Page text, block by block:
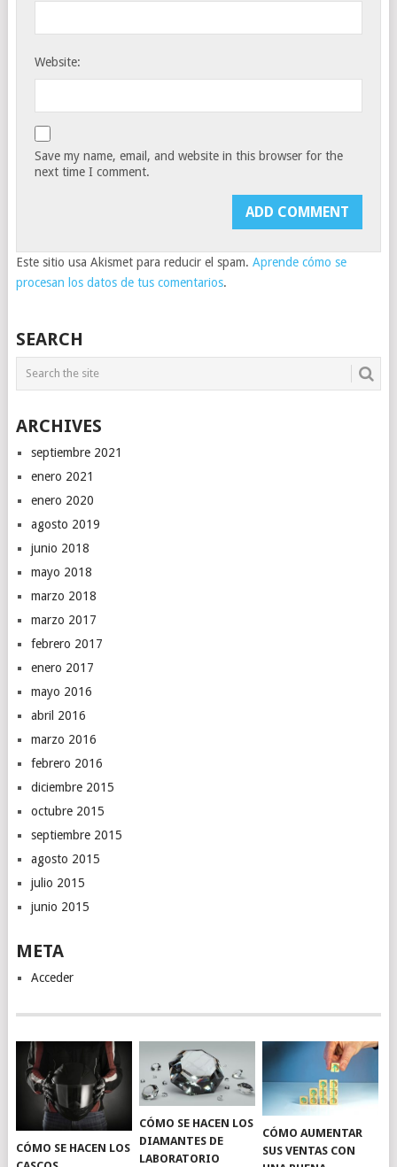
Website:
Save my name, email, and website in this browser for the
next time I comment.
Este sitio usa Akismet para reducir el spam. Aprende cómo se
procesan los datos de tus comentarios.
SEARCH
ARCHIVES
septiembre 2021
enero 2021
enero 2020
agosto 2019
junio 2018
mayo 2018
marzo 2018
marzo 2017
febrero 2017
enero 2017
mayo 2016
abril 2016
marzo 2016
febrero 2016
diciembre 2015
octubre 2015
septiembre 2015
agosto 2015
julio 2015
junio 2015
META
Acceder
CÓMO SE HACEN LOS
CÓMO SE HACEN LOS
DIAMANTES DE
LABORATORIO
CÓMO AUMENTAR
SUS VENTAS CON